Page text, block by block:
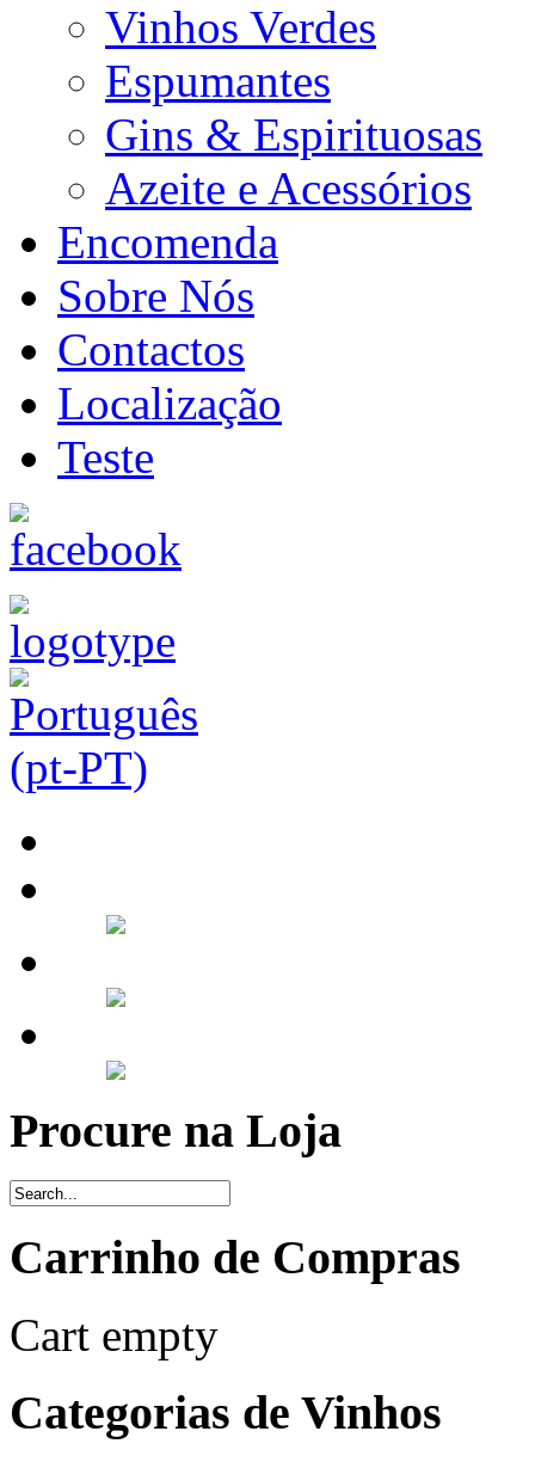
Vinhos Verdes
Espumantes
Gins & Espirituosas
Azeite e Acessórios
Encomenda
Sobre Nós
Contactos
Localização
Teste
Procure na Loja
Carrinho de Compras
Cart empty
Categorias de Vinhos